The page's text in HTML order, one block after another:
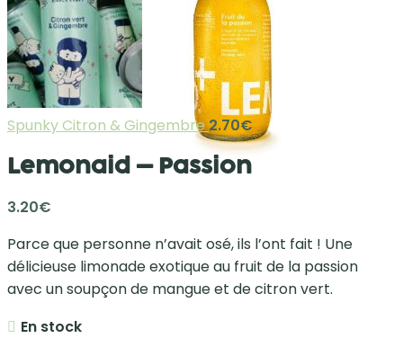
Spunky Citron & Gingembre2.70€
Lemonaid – Passion
3.20€
Parce que personne n’avait osé, ils l’ont fait ! Une
délicieuse limonade exotique au fruit de la passion
avec un soupçon de mangue et de citron vert.
En stock